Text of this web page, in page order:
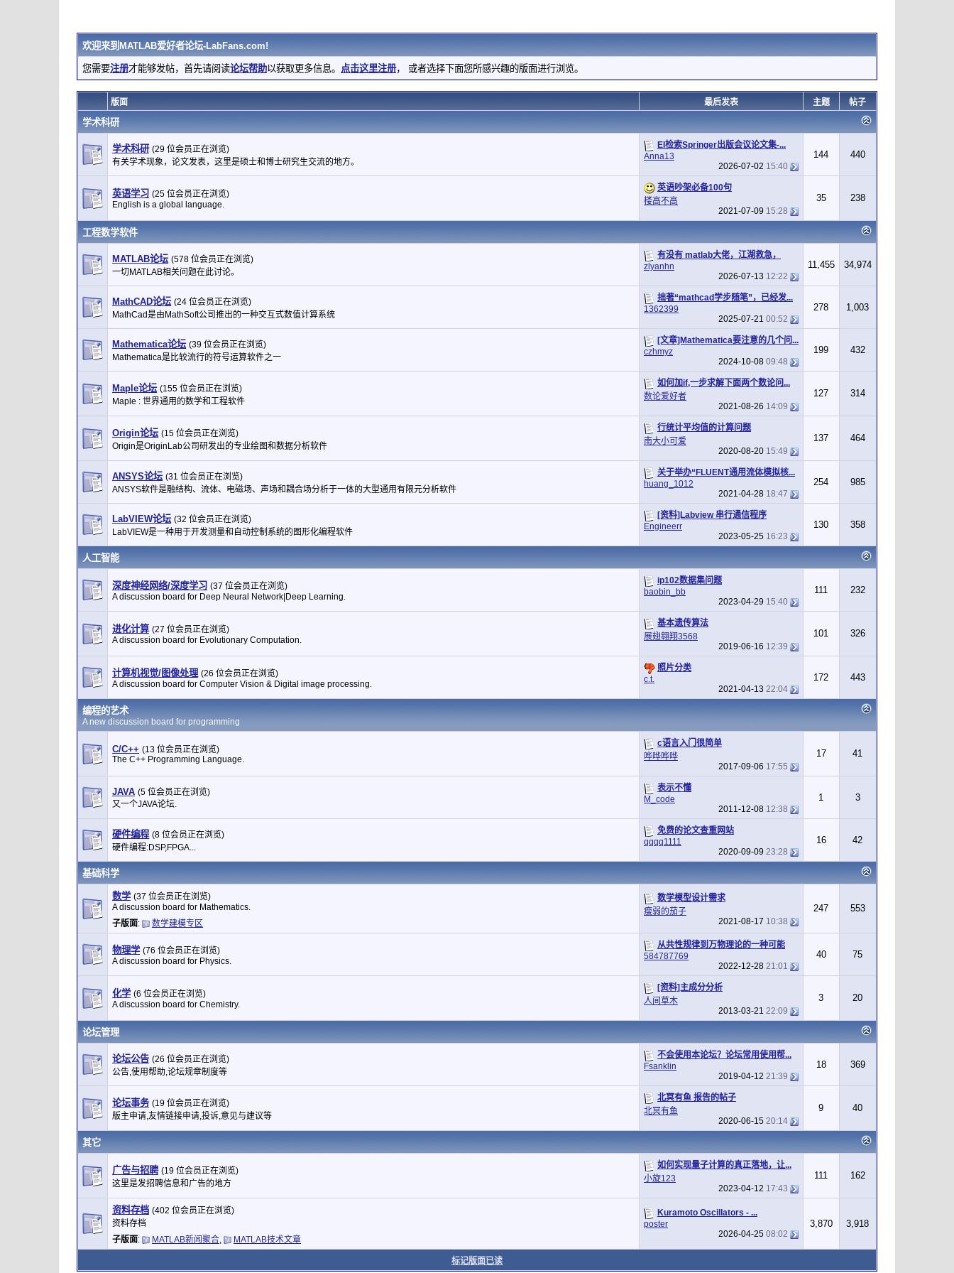
欢迎来到 MATLAB爱好者论坛-LabFans.com!
您需要注册才能够发帖，首先请阅读论坛帮助以获取更多信息。 点击这里注册， 或者选择下面您所感兴趣的版面进行浏览。
版面 最后发表 主题 帖子
学术科研
学术科研 (29 位会员正在浏览)
有关学术现象，论文发表，这里是硕士和博士研究生交流的地方。
EI检索Springer出版会议论文集-...
Anna13
2026-07-02 15:40
144 440
英语学习 (25 位会员正在浏览)
English is a global language.
英语吵架必备100句
楼高不高
2021-07-09 15:28
35 238
工程数学软件
MATLAB论坛 (578 位会员正在浏览)
一切MATLAB相关问题在此讨论。
有没有 matlab大佬，江湖救急，
zlyanhn
2026-07-13 12:22
11,455 34,974
MathCAD论坛 (24 位会员正在浏览)
MathCad是由MathSoft公司推出的一种交互式数值计算系统
拙著“mathcad学步随笔”，已经发...
1362399
2025-07-21 00:52
278 1,003
Mathematica论坛 (39 位会员正在浏览)
Mathematica是比较流行的符号运算软件之一
[文章]Mathematica要注意的几个问...
czhmyz
2024-10-08 09:48
199 432
Maple论坛 (155 位会员正在浏览)
Maple : 世界通用的数学和工程软件
如何加if,一步求解下面两个数论问...
数论爱好者
2021-08-26 14:09
127 314
Origin论坛 (15 位会员正在浏览)
Origin是OriginLab公司研发出的专业绘图和数据分析软件
行统计平均值的计算问题
南大小可爱
2020-08-20 15:49
137 464
ANSYS论坛 (31 位会员正在浏览)
ANSYS软件是融结构、流体、电磁场、声场和耦合场分析于一体的大型通用有限元分析软件
关于举办“FLUENT通用流体模拟核...
huang_1012
2021-04-28 18:47
254 985
LabVIEW论坛 (32 位会员正在浏览)
LabVIEW是一种用于开发测量和自动控制系统的图形化编程软件
[资料]Labview 串行通信程序
Engineerr
2023-05-25 16:23
130 358
人工智能
深度神经网络/深度学习 (37 位会员正在浏览)
A discussion board for Deep Neural Network|Deep Learning.
ip102数据集问题
baobin_bb
2023-04-29 15:40
111 232
进化计算 (27 位会员正在浏览)
A discussion board for Evolutionary Computation.
基本遗传算法
展翅翱翔3568
2019-06-16 12:39
101 326
计算机视觉/图像处理 (26 位会员正在浏览)
A discussion board for Computer Vision & Digital image processing.
照片分类
c.t.
2021-04-13 22:04
172 443
编程的艺术
A new discussion board for programming
C/C++ (13 位会员正在浏览)
The C++ Programming Language.
c语言入门很简单
哗哗哗哗
2017-09-06 17:55
17 41
JAVA (5 位会员正在浏览)
又一个JAVA论坛.
表示不懂
M_code
2011-12-08 12:38
1 3
硬件编程 (8 位会员正在浏览)
硬件编程:DSP,FPGA...
免费的论文查重网站
qqqq1111
2020-09-09 23:28
16 42
基础科学
数学 (37 位会员正在浏览)
A discussion board for Mathematics.
子版面: 数学建模专区
数学模型设计需求
瘦弱的茄子
2021-08-17 10:38
247 553
物理学 (76 位会员正在浏览)
A discussion board for Physics.
从共性规律到万物理论的一种可能
584787769
2022-12-28 21:01
40 75
化学 (6 位会员正在浏览)
A discussion board for Chemistry.
[资料]主成分分析
人间草木
2013-03-21 22:09
3 20
论坛管理
论坛公告 (26 位会员正在浏览)
公告,使用帮助,论坛规章制度等
不会使用本论坛？论坛常用使用帮...
Fsanklin
2019-04-12 21:39
18 369
论坛事务 (19 位会员正在浏览)
版主申请,友情链接申请,投诉,意见与建议等
北冥有鱼 报告的帖子
北冥有鱼
2020-06-15 20:14
9 40
其它
广告与招聘 (19 位会员正在浏览)
这里是发招聘信息和广告的地方
如何实现量子计算的真正落地，让...
小旋123
2023-04-12 17:43
111 162
资料存档 (402 位会员正在浏览)
资料存档
子版面: MATLAB新闻聚合, MATLAB技术文章
Kuramoto Oscillators - ...
poster
2026-04-25 08:02
3,870 3,918
标记版面已读